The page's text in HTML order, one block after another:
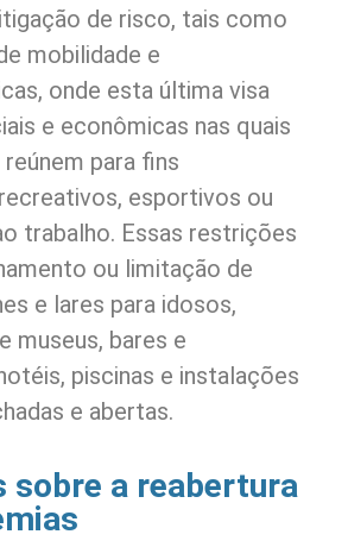
de risco, tais como
mobilidade e
onde esta última visa
e econômicas nas quais
para fins
esportivos ou
trabalho. Essas restrições
ou limitação de
e lares para idosos,
museus, bares e
piscinas e instalações
e abertas.
sobre a reabertura